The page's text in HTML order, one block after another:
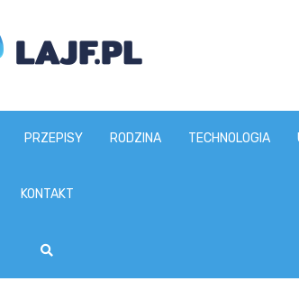
PRZEPISY RODZINA TECHNOLOGIA
KONTAKT